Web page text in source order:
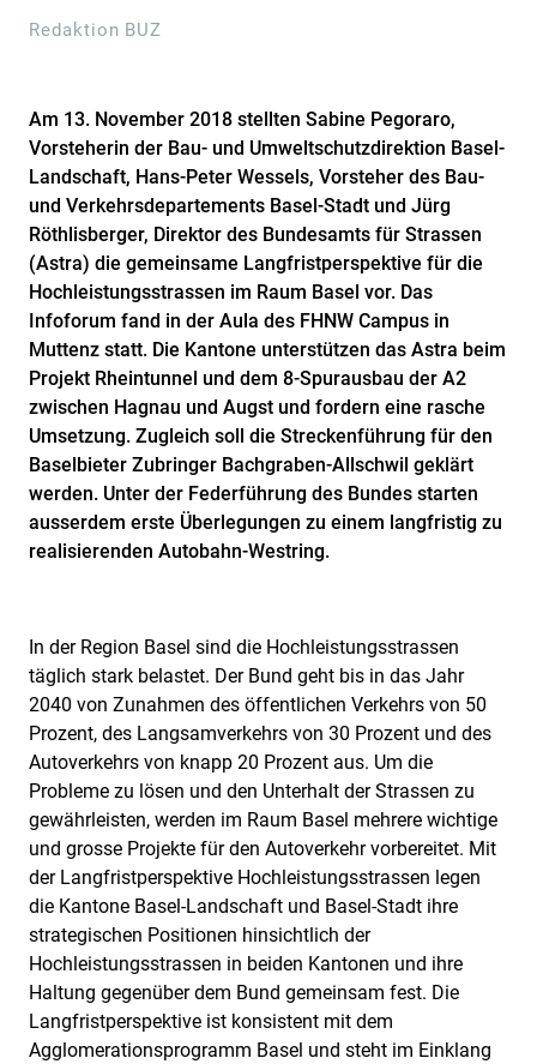
Redaktion BUZ
Am 13. November 2018 stellten Sabine Pegoraro,
Vorsteherin der Bau- und Umweltschutzdirektion Basel-
Landschaft, Hans-Peter Wessels, Vorsteher des Bau-
und Verkehrsdepartements Basel-Stadt und Jürg
Röthlisberger, Direktor des Bundesamts für Strassen
(Astra) die gemeinsame Langfristperspektive für die
Hochleistungsstrassen im Raum Basel vor. Das
Infoforum fand in der Aula des FHNW Campus in
Muttenz statt. Die Kantone unterstützen das Astra beim
Projekt Rheintunnel und dem 8-Spurausbau der A2
zwischen Hagnau und Augst und fordern eine rasche
Umsetzung. Zugleich soll die Streckenführung für den
Baselbieter Zubringer Bachgraben-Allschwil geklärt
werden. Unter der Federführung des Bundes starten
ausserdem erste Überlegungen zu einem langfristig zu
realisierenden Autobahn-Westring.
In der Region Basel sind die Hochleistungsstrassen
täglich stark belastet. Der Bund geht bis in das Jahr
2040 von Zunahmen des öffentlichen Verkehrs von 50
Prozent, des Langsamverkehrs von 30 Prozent und des
Autoverkehrs von knapp 20 Prozent aus. Um die
Probleme zu lösen und den Unterhalt der Strassen zu
gewährleisten, werden im Raum Basel mehrere wichtige
und grosse Projekte für den Autoverkehr vorbereitet. Mit
der Langfristperspektive Hochleistungsstrassen legen
die Kantone Basel-Landschaft und Basel-Stadt ihre
strategischen Positionen hinsichtlich der
Hochleistungsstrassen in beiden Kantonen und ihre
Haltung gegenüber dem Bund gemeinsam fest. Die
Langfristperspektive ist konsistent mit dem
Agglomerationsprogramm Basel und steht im Einklang